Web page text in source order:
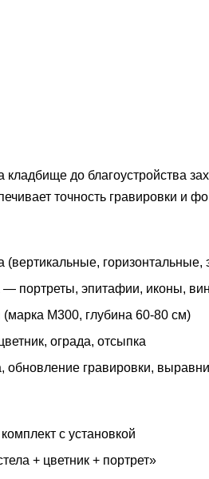
до благоустройства
точность гравировки и
(вертикальные,
портреты, эпитафии, иконы,
М300, глубина 60-80 см)
ограда, отсыпка
обновление гравировки,
с установкой
+ цветник + портрет»